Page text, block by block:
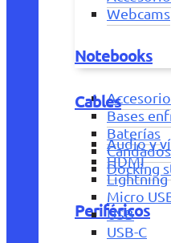
Webcams
Notebooks
Bases
Baterías
Docking
Periféricos
Cables
Audio y
HDMI
Lightning
Micro
USB
USB-C